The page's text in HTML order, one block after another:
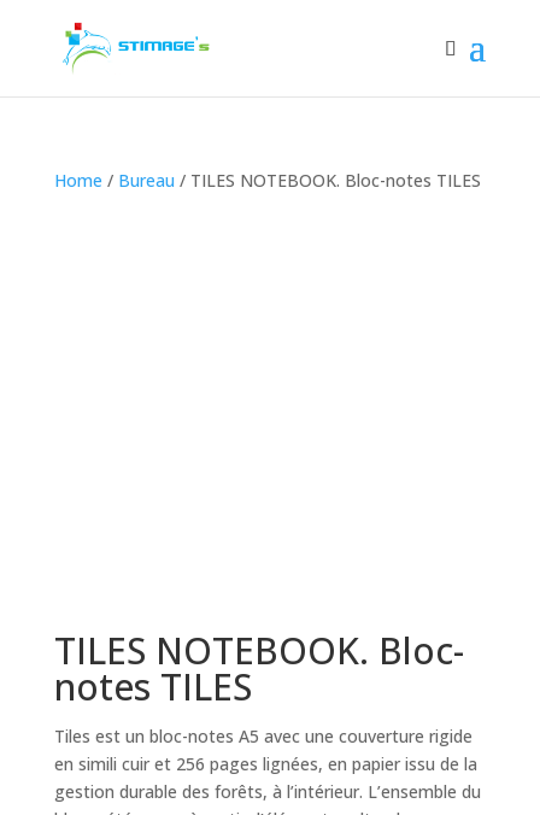
Home / Bureau / TILES NOTEBOOK. Bloc-notes TILES
TILES NOTEBOOK. Bloc-
notes TILES
Tiles est un bloc-notes A5 avec une couverture rigide
en simili cuir et 256 pages lignées, en papier issu de la
gestion durable des forêts, à l’intérieur. L’ensemble du